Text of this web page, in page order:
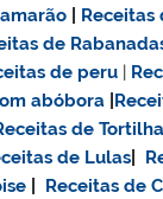
Receitas
de
de peru
abóbora
de
de Lulas
Receitas de